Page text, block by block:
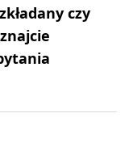
czy